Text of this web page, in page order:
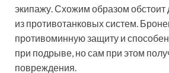
экипажу. Схожим образом обстоит
из противотанковых систем.
противоминную защиту и
при подрыве, но сам при этом
повреждения.